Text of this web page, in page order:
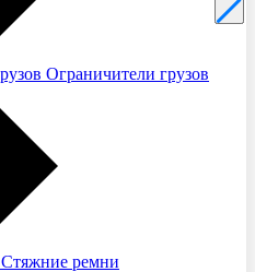
Ограничители грузов
Стяжние ремни